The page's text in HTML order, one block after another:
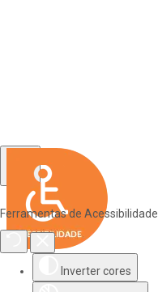
Ferramentas de Acessibilidade
Inverter cores